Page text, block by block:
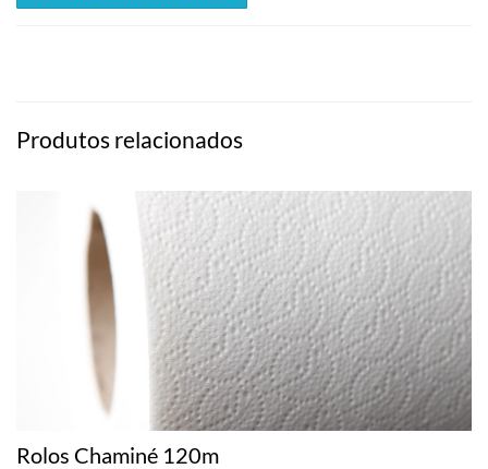
Produtos relacionados
Rolos Chaminé 120m